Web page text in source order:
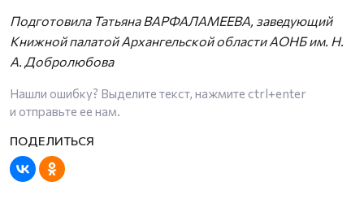
Подготовила Татьяна ВАРФАЛАМЕЕВА, заведующий
Книжной палатой Архангельской области АОНБ им. Н.
А. Добролюбова
Нашли ошибку? Выделите текст, нажмите ctrl+enter
и отправьте ее нам.